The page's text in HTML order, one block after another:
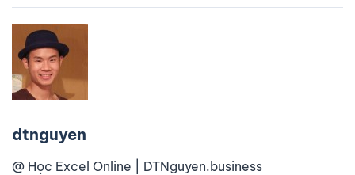
dtnguyen
@ Học Excel Online | DTNguyen.business